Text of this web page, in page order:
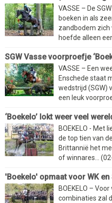
VASSE – De
boeken in als
zandbodem zich
hoefde alleen
SGW Vasse voorproefje
VASSE – Een
Enschede staat
wedstrijd (SGW)
een leuk
‘Boekelo’ lokt weer veel
BOEKELO - Met
de top tien van
Brittannië het
of winnares...
'Boekelo' opmaat voor WK en
BOEKELO –
combinaties zal